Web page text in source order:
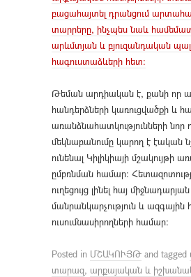
բացահայտել դրանցում
տարրերը, ինչպես նաև
արևմտյան և բյուզանդական
հագուստաձևերի հետ:
Թեման արդիական է, քանի որ
հանդերձների կառուցվածքի և
առանձնահատկությունների նոր
մեկնաբանումը կարող է էական
ունենալ Կիլիկիայի մշակույթի
ըմբռնման համար։
ուղեցույց լինել հայ միջնադարյան
մանրանկարչություն և ազգային
ուսումնասիրողների համար։
Posted in ՄՇԱԿՈՒՅԹ and tagged
տարազ, արքայական և